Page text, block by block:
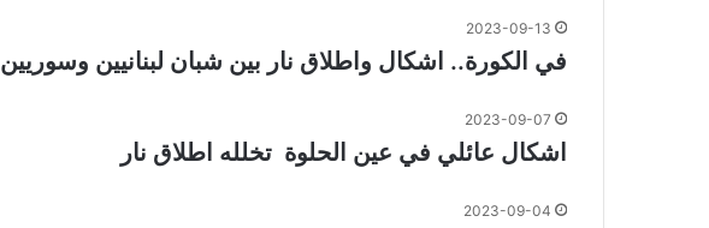
2023-09-13
في الكورة.. اشكال واطلاق نار بين شبان لبنانيين وسوريين
2023-09-07
اشكال عائلي في عين الحلوة تخلله اطلاق نار
2023-09-04